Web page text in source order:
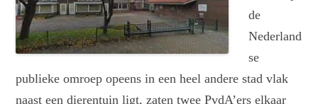
de
Nederland
se
publieke omroep opeens in een heel andere stad vlak
naast een dierentuin ligt, zaten twee PvdA’ers elkaar